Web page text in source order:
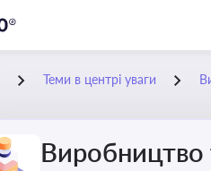
Теми в центрі уваги
Виробництво